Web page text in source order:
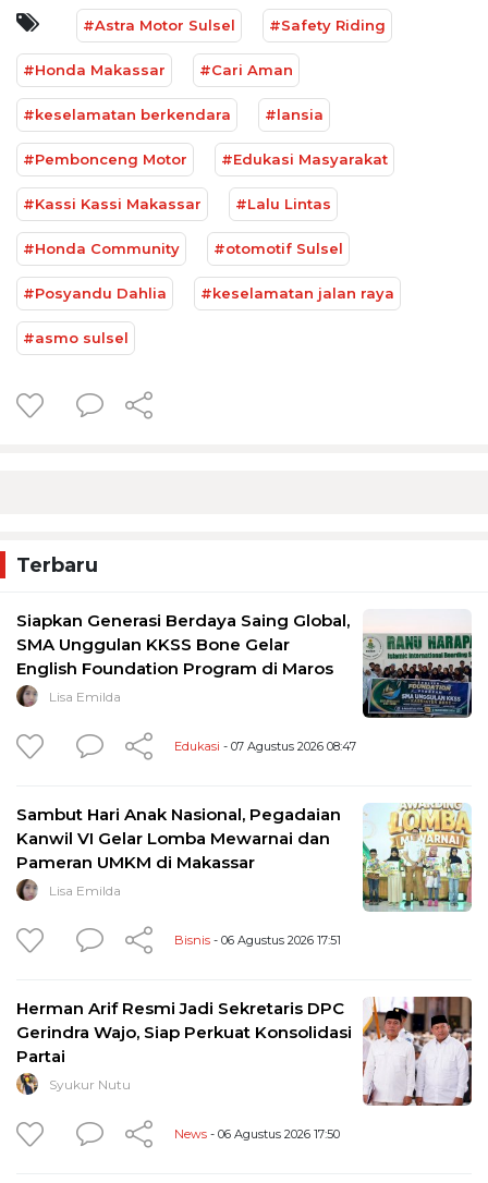
#Astra Motor Sulsel #Safety Riding
#Honda Makassar #Cari Aman
#keselamatan berkendara #lansia
#Pembonceng Motor #Edukasi Masyarakat
#Kassi Kassi Makassar #Lalu Lintas
#Honda Community #otomotif Sulsel
#Posyandu Dahlia #keselamatan jalan raya
#asmo sulsel
Terbaru
Siapkan Generasi Berdaya Saing Global,
SMA Unggulan KKSS Bone Gelar
English Foundation Program di Maros
Lisa Emilda
Edukasi - 07 Agustus 2026 08:47
Sambut Hari Anak Nasional, Pegadaian
Kanwil VI Gelar Lomba Mewarnai dan
Pameran UMKM di Makassar
Lisa Emilda
Bisnis - 06 Agustus 2026 17:51
Herman Arif Resmi Jadi Sekretaris DPC
Gerindra Wajo, Siap Perkuat Konsolidasi
Partai
Syukur Nutu
News - 06 Agustus 2026 17:50